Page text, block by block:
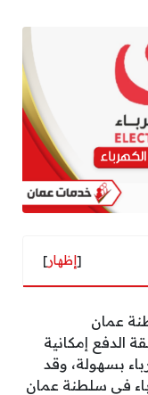
[إظهار]
عمان
الدفع إمكانية
بسهولة، وقد
في سلطنة عمان